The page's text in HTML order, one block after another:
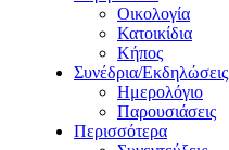
Οικολογία
Κατοικίδια
Κήπος
Συνέδρια/Εκδηλώσεις
Ημερολόγιο
Παρουσιάσεις
Περισσότερα